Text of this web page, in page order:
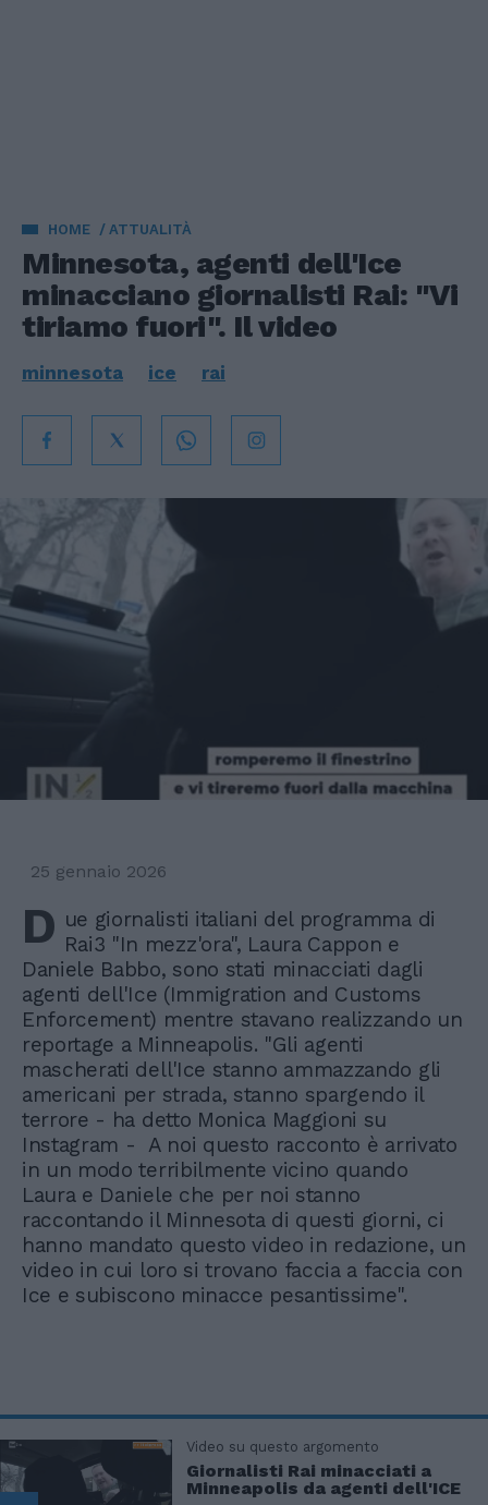
HOME ATTUALITÀ
Minnesota, agenti dell'Ice
minacciano giornalisti Rai: "Vi
tiriamo fuori". Il video
minnesota ice rai
25 gennaio 2026
D ue giornalisti italiani del programma di
Rai3 "In mezz'ora", Laura Cappon e
Daniele Babbo, sono stati minacciati dagli
agenti dell'Ice (Immigration and Customs
Enforcement) mentre stavano realizzando un
reportage a Minneapolis. "Gli agenti
mascherati dell'Ice stanno ammazzando gli
americani per strada, stanno spargendo il
terrore - ha detto Monica Maggioni su
Instagram - A noi questo racconto è arrivato
in un modo terribilmente vicino quando
Laura e Daniele che per noi stanno
raccontando il Minnesota di questi giorni, ci
hanno mandato questo video in redazione, un
video in cui loro si trovano faccia a faccia con
Ice e subiscono minacce pesantissime".
Video su questo argomento
Giornalisti Rai minacciati a
Minneapolis da agenti dell'ICE